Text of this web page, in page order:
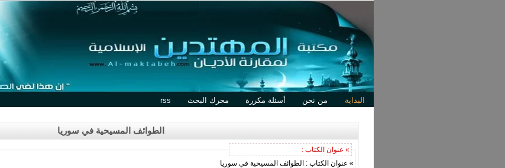
البداية من نحن أسئلة مكررة محرك البحث rss
الطوائف المسيحية في سوريا
» عنوان الكتاب :
» عنوان الكتاب : الطوائف المسيحية في سوريا